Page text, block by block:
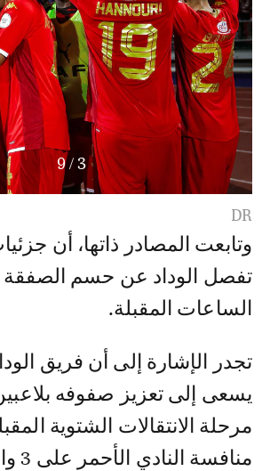
3
/
9
DR
وتابعت المصادر ذاتها، أن
تفصل الوداد عن حسم الصفقة
الساعات المقبلة.
تجدر الإشارة إلى أن فريق
يسعى إلى تعزيز صفوفه
مرحلة الانتقالات الشتوية